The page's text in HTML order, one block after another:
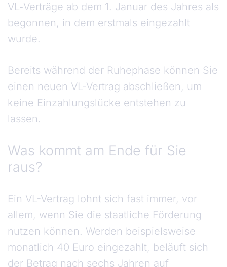
VL‑Verträge ab dem 1. Januar des Jahres als
begonnen, in dem erstmals eingezahlt
wurde.
Bereits während der Ruhephase können Sie
einen neuen VL-Vertrag abschließen, um
keine Einzahlungslücke entstehen zu
lassen.
Was kommt am Ende für Sie
raus?
Ein VL-Vertrag lohnt sich fast immer, vor
allem, wenn Sie die staatliche Förderung
nutzen können. Werden beispielsweise
monatlich 40 Euro eingezahlt, beläuft sich
der Betrag nach sechs Jahren auf